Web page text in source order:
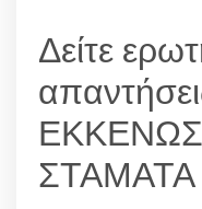
Δείτε
ΣΤΑΜΑΤΑ